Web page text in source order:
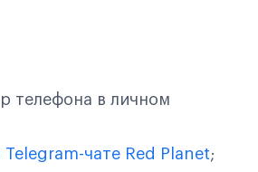
телефона в личном
Telegram-чате Red Planet;